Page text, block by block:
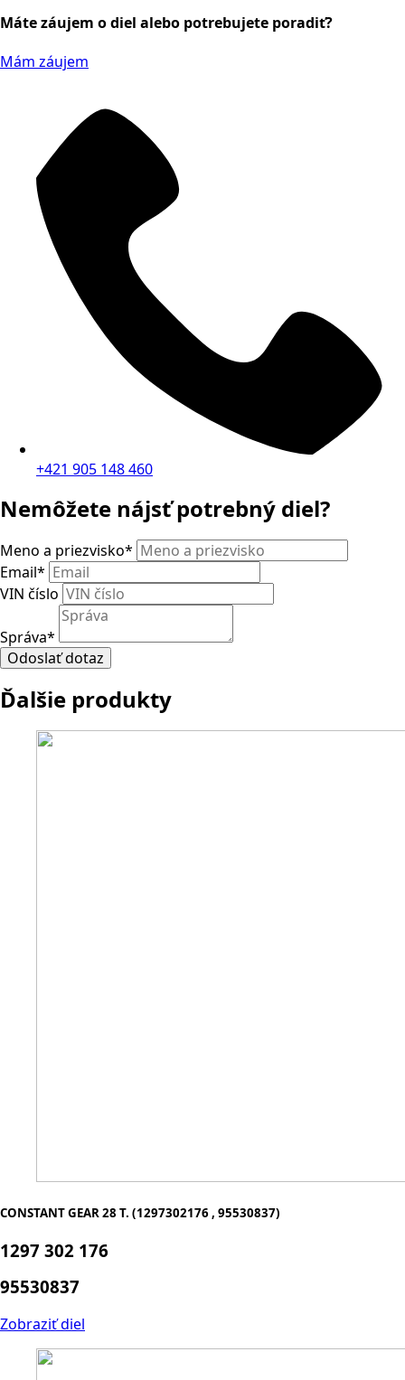
Máte záujem o diel alebo potrebujete poradiť?
Mám záujem
+421 905 148 460
Nemôžete nájsť potrebný diel?
Meno a priezvisko*
Email*
VIN číslo
Správa*
Odoslať dotaz
Ďalšie produkty
CONSTANT GEAR 28 T. (1297302176 , 95530837)
1297 302 176
95530837
Zobraziť diel